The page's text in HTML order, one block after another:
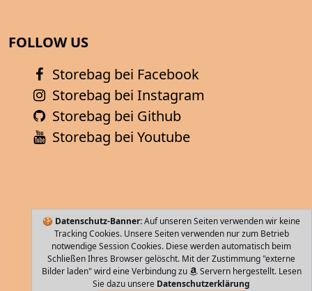
🍪 Datenschutz-Banner:Auf unseren Seiten verwenden wir keine
Tracking Cookies. Unsere Seiten verwenden nur zum Betrieb
notwendige Session Cookies. Diese werden automatisch beim
Schließen Ihres Browser gelöscht. Mit der Zustimmung "externe
Bilder laden" wird eine Verbindung zu
Servern hergestellt. Lesen
Sie dazu unsere Datenschutzerklärung
FOLLOW US
Storebag bei Facebook
Storebag bei Instagram
Storebag bei Github
Storebag bei Youtube